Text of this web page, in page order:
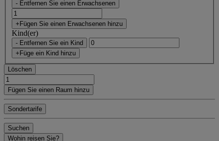
- Entfernen Sie einen Erwachsenen
+Fügen Sie einen Erwachsenen hinzu
Kind(er)
- Entfernen Sie ein Kind
+Füge ein Kind hinzu
Löschen
Fügen Sie einen Raum hinzu
Sondertarife
Suchen
Wohin reisen Sie?